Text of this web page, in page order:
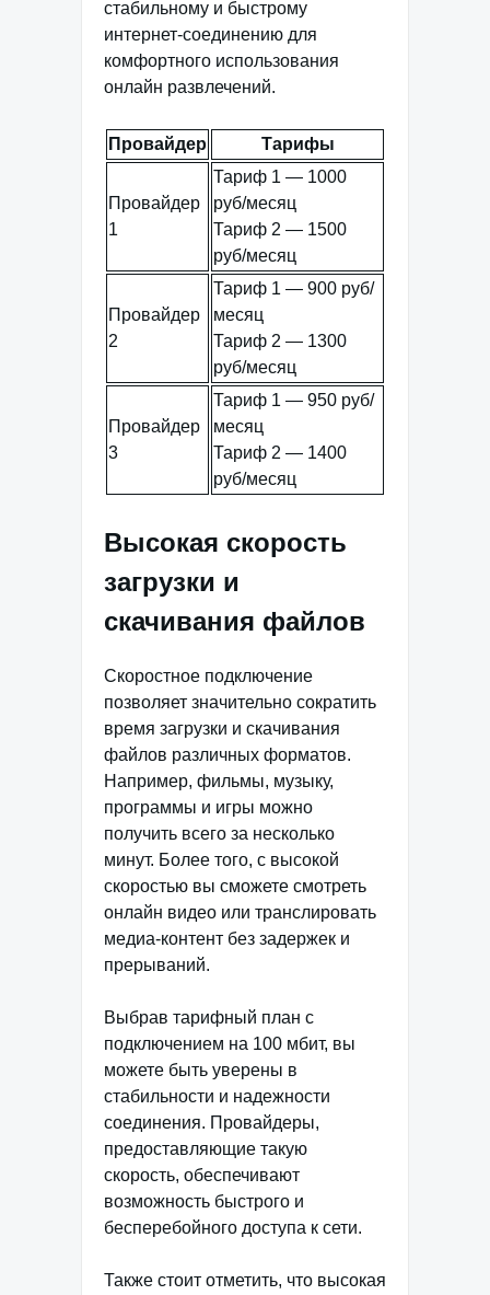
стабильному и быстрому
интернет-соединению для
комфортного использования
онлайн развлечений.
Провайдер Тарифы
Провайдер
1
Тариф 1 — 1000
руб/месяц
Тариф 2 — 1500
руб/месяц
Провайдер
2
Тариф 1 — 900 руб/
месяц
Тариф 2 — 1300
руб/месяц
Провайдер
3
Тариф 1 — 950 руб/
месяц
Тариф 2 — 1400
руб/месяц
Высокая скорость
загрузки и
скачивания файлов
Скоростное подключение
позволяет значительно сократить
время загрузки и скачивания
файлов различных форматов.
Например, фильмы, музыку,
программы и игры можно
получить всего за несколько
минут. Более того, с высокой
скоростью вы сможете смотреть
онлайн видео или транслировать
медиа-контент без задержек и
прерываний.
Выбрав тарифный план с
подключением на 100 мбит, вы
можете быть уверены в
стабильности и надежности
соединения. Провайдеры,
предоставляющие такую
скорость, обеспечивают
возможность быстрого и
бесперебойного доступа к сети.
Также стоит отметить, что высокая